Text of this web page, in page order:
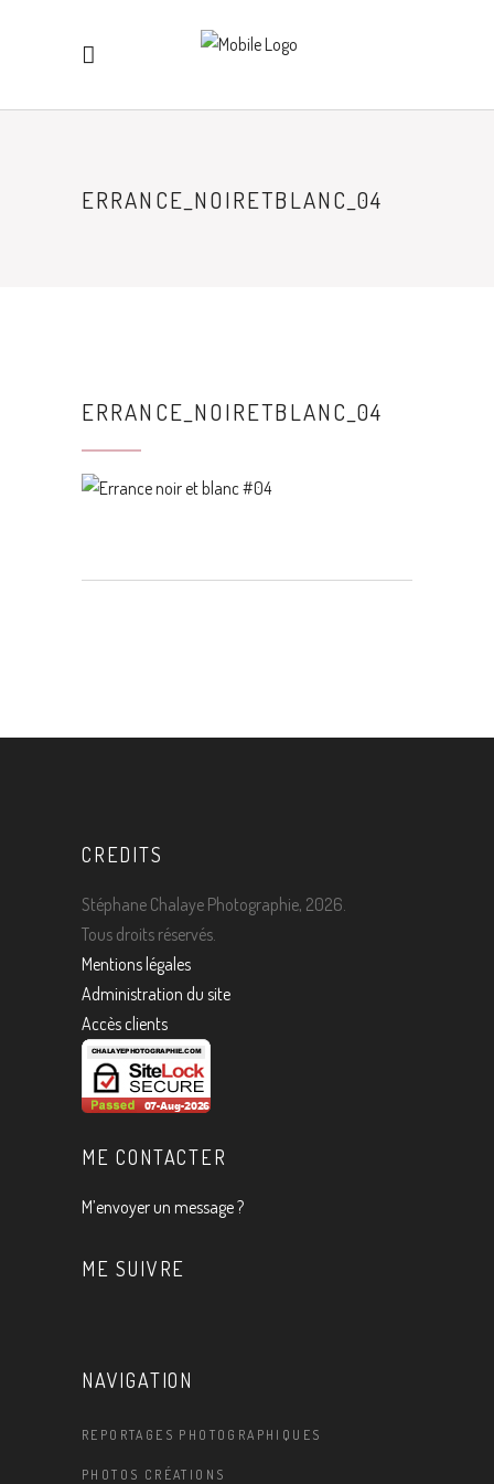
ERRANCE_NOIRETBLANC_04
ERRANCE_NOIRETBLANC_04
CREDITS
Stéphane Chalaye Photographie, 2026.
Tous droits réservés.
Mentions légales
Administration du site
Accès clients
ME CONTACTER
M’envoyer un message ?
ME SUIVRE
NAVIGATION
REPORTAGES PHOTOGRAPHIQUES
PHOTOS CRÉATIONS